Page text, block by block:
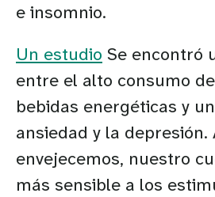
e insomnio.
Un estudio Se encontró
entre el alto consumo
bebidas energéticas y
ansiedad y la
envejecemos, nuestro
más sensible a los